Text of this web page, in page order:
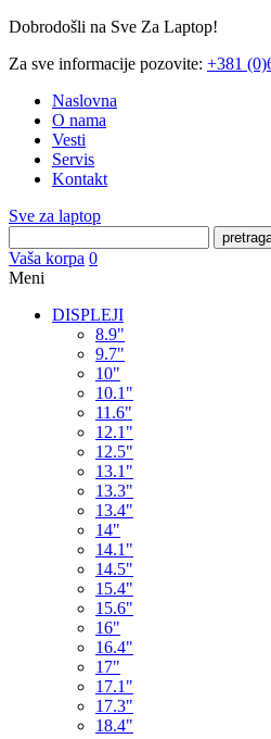
Dobrodošli na Sve Za Laptop!
Za sve informacije pozovite: +381
Naslovna
O nama
Vesti
Servis
Kontakt
Sve za laptop
Vaša korpa 0
Meni
DISPLEJI
8.9"
9.7"
10"
10.1"
11.6"
12.1"
12.5"
13.1"
13.3"
13.4"
14"
14.1"
14.5"
15.4"
15.6"
16"
16.4"
17"
17.1"
17.3"
18.4"